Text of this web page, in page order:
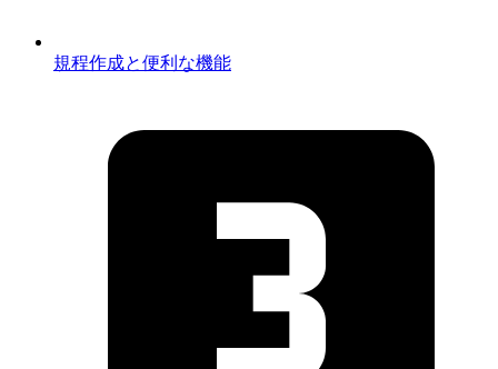
規程作成と便利な機能